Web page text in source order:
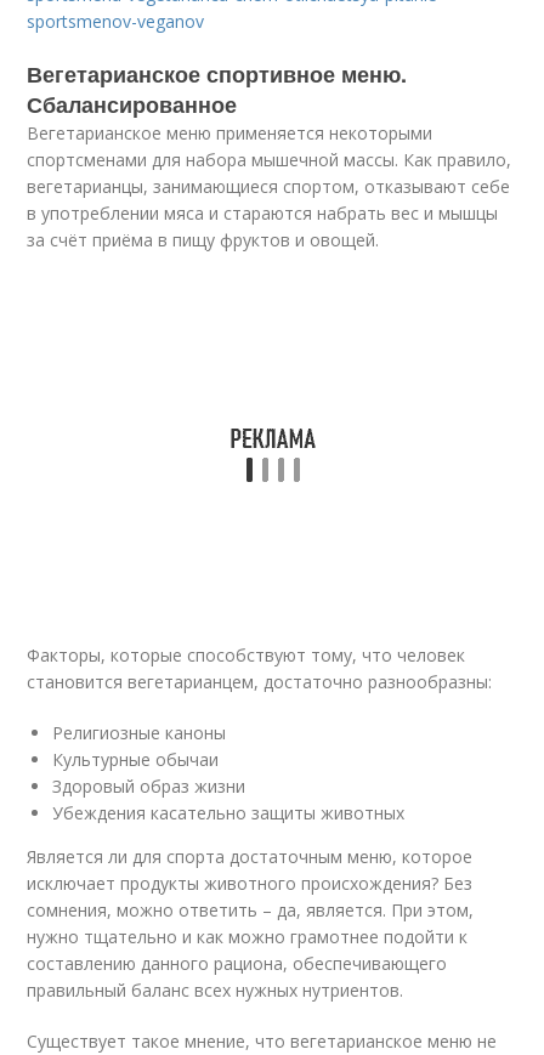
sportsmenov-veganov
Вегетарианское спортивное меню.
Сбалансированное
Вегетарианское меню применяется некоторыми
спортсменами для набора мышечной массы. Как правило,
вегетарианцы, занимающиеся спортом, отказывают себе
в употреблении мяса и стараются набрать вес и мышцы
за счёт приёма в пищу фруктов и овощей.
Факторы, которые способствуют тому, что человек
становится вегетарианцем, достаточно разнообразны:
Религиозные каноны
Культурные обычаи
Здоровый образ жизни
Убеждения касательно защиты животных
Является ли для спорта достаточным меню, которое
исключает продукты животного происхождения? Без
сомнения, можно ответить – да, является. При этом,
нужно тщательно и как можно грамотнее подойти к
составлению данного рациона, обеспечивающего
правильный баланс всех нужных нутриентов.
Существует такое мнение, что вегетарианское меню не